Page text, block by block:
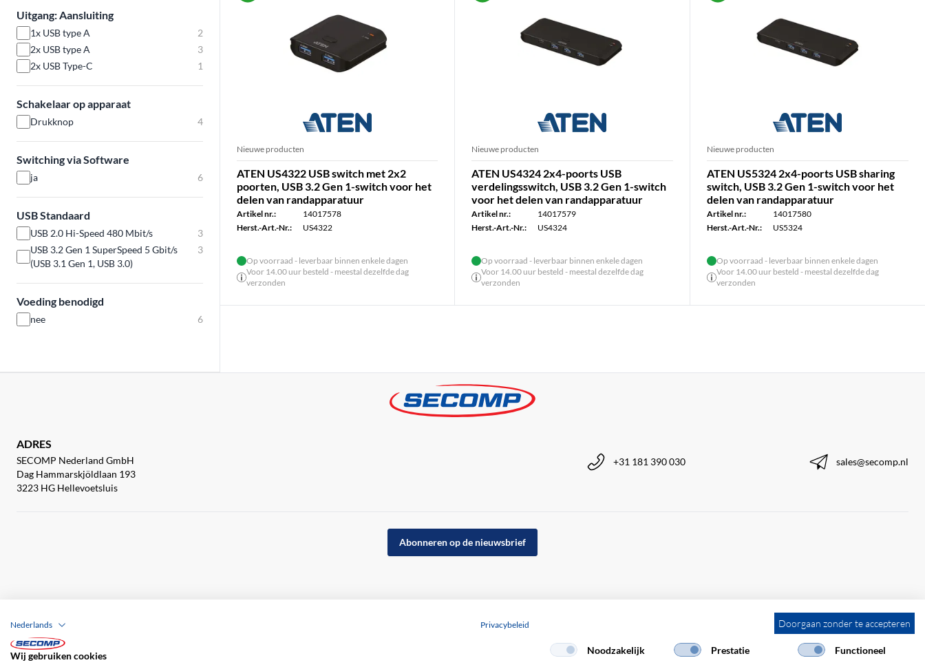
Uitgang: Aansluiting
1x USB type A
2
2x USB type A
3
2x USB Type-C
1
Schakelaar op apparaat
Drukknop 4
Switching via Software
ja 6
USB Standaard
USB 2.0 Hi-Speed 480 Mbit/s
3
USB 3.2 Gen 1 SuperSpeed 5 Gbit/s
(USB 3.1 Gen 1, USB 3.0)
3
Voeding benodigd
nee 6
Nieuwe producten
ATEN US4322 USB switch met 2x2
poorten, USB 3.2 Gen 1-switch voor het
delen van randapparatuur
Artikel nr.:
14017578
Herst.-Art.-Nr.:
US4322
Op voorraad - leverbaar binnen enkele dagen
Voor 14.00 uur besteld - meestal dezelfde dag
verzonden
Nieuwe producten
ATEN US4324 2x4-poorts USB
verdelingsswitch, USB 3.2 Gen 1-switch
voor het delen van randapparatuur
Artikel nr.:
14017579
Herst.-Art.-Nr.:
US4324
Op voorraad - leverbaar binnen enkele dagen
Voor 14.00 uur besteld - meestal dezelfde dag
verzonden
Nieuwe producten
ATEN US5324 2x4-poorts USB sharing
switch, USB 3.2 Gen 1-switch voor het
delen van randapparatuur
Artikel nr.:
14017580
Herst.-Art.-Nr.:
US5324
Op voorraad - leverbaar binnen enkele dagen
Voor 14.00 uur besteld - meestal dezelfde dag
verzonden
ADRES
SECOMP Nederland GmbH
Dag Hammarskjöldlaan 193
3223 HG Hellevoetsluis
+31 181 390 030 sales@secomp.nl
Abonneren op de nieuwsbrief
Doorgaan zonder te accepteren
Nederlands Privacybeleid
Wij gebruiken cookies Noodzakelijk Prestatie Functioneel